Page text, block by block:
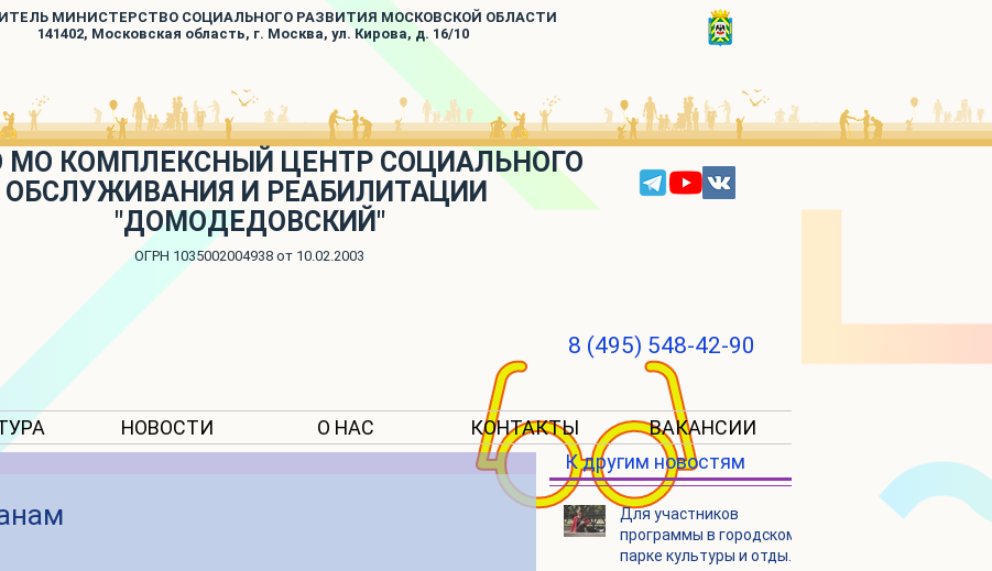
МИНИСТЕРСТВО СОЦИАЛЬНОГО РАЗВИТИЯ МОСКОВСКОЙ ОБЛАСТИ
141402, Московская область, г. Москва, ул. Кирова, д. 16/10
МО КОМПЛЕКСНЫЙ ЦЕНТР СОЦИАЛЬНОГО
ОБСЛУЖИВАНИЯ И РЕАБИЛИТАЦИИ
"ДОМОДЕДОВСКИЙ"
ОГРН 1035002004938 от 10.02.2003
8 (495) 548-42-90
НОВОСТИ О НАС КОНТАКТЫ ВАКАНСИИ
К другим новостям
Для участников
программы в городском
парке культуры и отдыха